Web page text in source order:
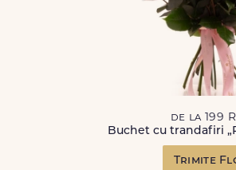
de la 199
Buchet cu trandafiri
Trimite